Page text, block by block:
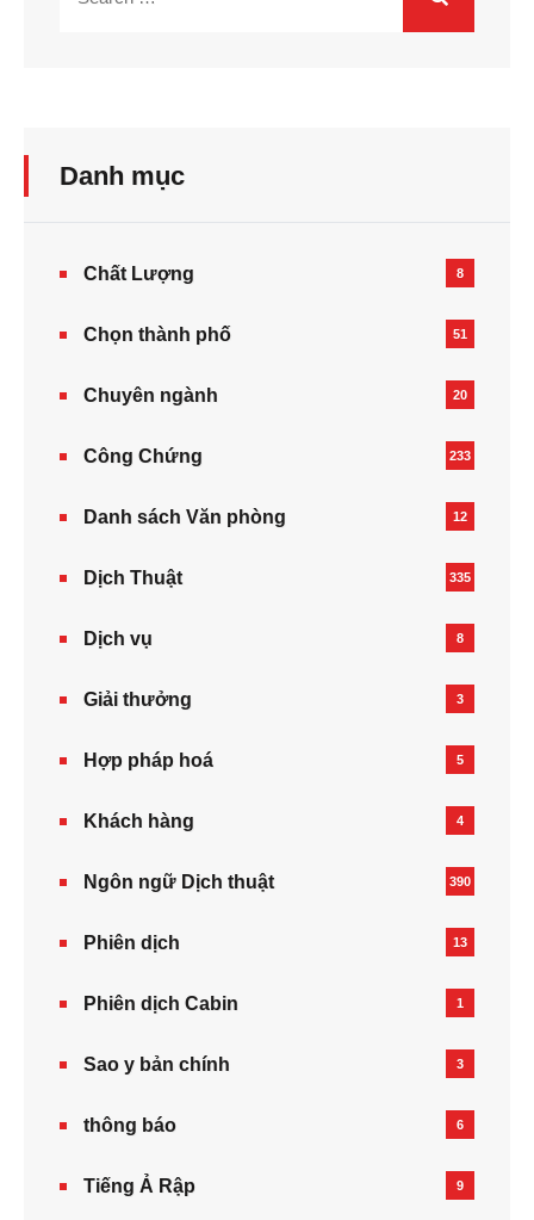
Danh mục
Chất Lượng 8
Chọn thành phố 51
Chuyên ngành 20
Công Chứng 233
Danh sách Văn phòng 12
Dịch Thuật 335
Dịch vụ 8
Giải thưởng 3
Hợp pháp hoá 5
Khách hàng 4
Ngôn ngữ Dịch thuật 390
Phiên dịch 13
Phiên dịch Cabin 1
Sao y bản chính 3
thông báo 6
Tiếng Ả Rập 9